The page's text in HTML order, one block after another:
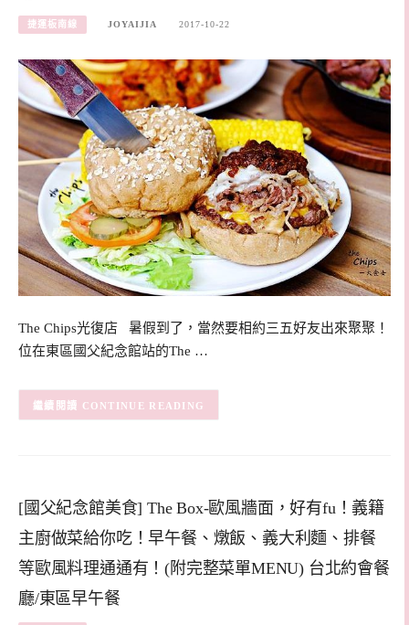
捷運板南線 JOYAIJIA 2017-10-22
The Chips光復店 暑假到了，當然要相約三五好友出來聚聚！
位在東區國父紀念館站的The …
CONTINUE READING
[國父紀念館美食] The Box-歐風牆面，好有fu！義籍
主廚做菜給你吃！早午餐、燉飯、義大利麵、排餐
等歐風料理通通有！(附完整菜單MENU) 台北約會餐
廳/東區早午餐